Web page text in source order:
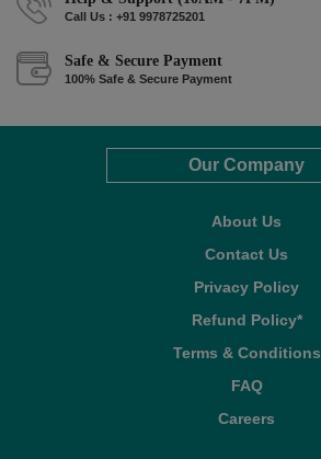
Call Us : +91 9978725201
Safe & Secure Payment
100% Safe & Secure Payment
Our Company
About Us
Contact Us
Privacy Policy
Refund Policy*
Terms & Conditions
FAQ
Careers